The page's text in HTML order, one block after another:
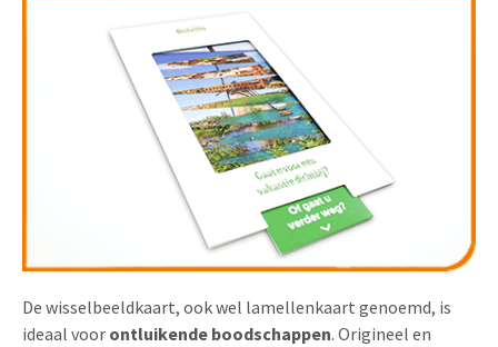
De wisselbeeldkaart, ook wel lamellenkaart genoemd, is
ideaal voor ontluikende boodschappen. Origineel en